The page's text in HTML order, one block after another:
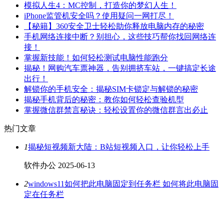
模拟人生4：MC控制，打造你的梦幻人生！
iPhone监管机安全吗？使用疑问一网打尽！
【秘籍】360安全卫士轻松助你释放电脑内存的秘密
手机网络连接中断？别担心，这些技巧帮你找回网络连
接！
掌握新技能！如何轻松测试电脑性能跑分
揭秘！网购汽车票神器，告别拥挤车站，一键搞定长途
出行！
解锁你的手机安全：揭秘SIM卡锁定与解锁的秘密
揭秘手机背后的秘密：教你如何轻松查验机型
掌握微信群禁言秘诀：轻松设置你的微信群言出必止
热门文章
1揭秘短视频新大陆：B站短视频入口，让你轻松上手
软件办公 2025-06-13
2windows11如何把此电脑固定到任务栏 如何将此电脑固
定在任务栏